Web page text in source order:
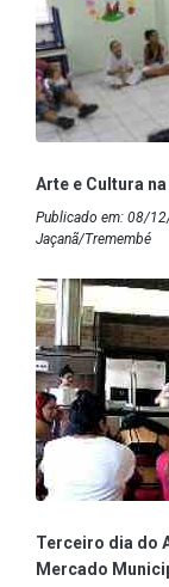
Arte e Cultura
Publicado em: 08/
Jaçanã/Tremembé
Terceiro dia do
Mercado